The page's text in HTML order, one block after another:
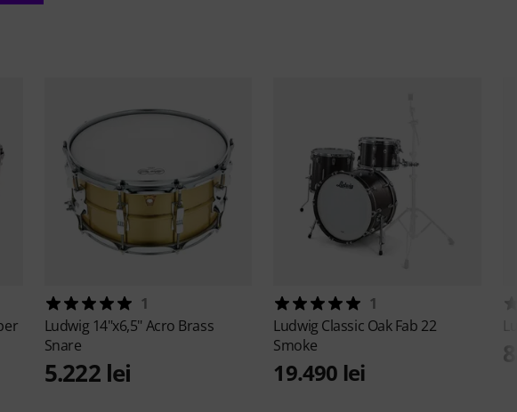
1
Ludwig 14"x6,5" Acro Brass
Snare
5.222 lei
1
Ludwig Classic Oak Fab 22
Smoke
19.490 lei